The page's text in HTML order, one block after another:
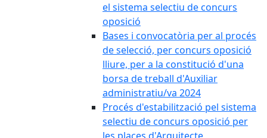
el sistema selectiu de concurs
oposició
Bases i convocatòria per al procés
de selecció, per concurs oposició
lliure, per a la constitució d'una
borsa de treball d'Auxiliar
administratiu/va 2024
Procés d'estabilització pel sistema
selectiu de concurs oposició per